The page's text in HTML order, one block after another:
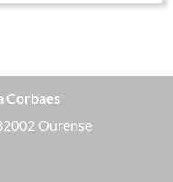
Corbaes
Ourense